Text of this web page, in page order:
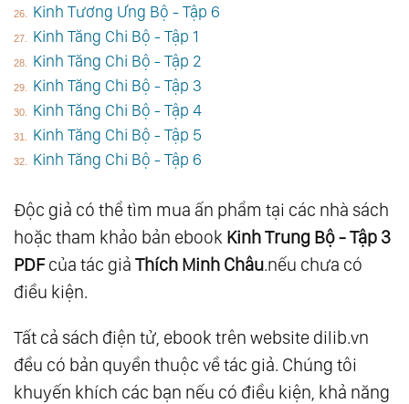
Kinh Tương Ưng Bộ - Tập 6
Kinh Tăng Chi Bộ - Tập 1
Kinh Tăng Chi Bộ - Tập 2
Kinh Tăng Chi Bộ - Tập 3
Kinh Tăng Chi Bộ - Tập 4
Kinh Tăng Chi Bộ - Tập 5
Kinh Tăng Chi Bộ - Tập 6
Độc giả có thể tìm mua ấn phẩm tại các nhà sách
hoặc tham khảo bản ebook Kinh Trung Bộ - Tập 3
PDFcủa tác giả Thích Minh Châu.nếu chưa có
điều kiện.
Tất cả sách điện tử, ebook trên website dilib.vn
đều có bản quyền thuộc về tác giả. Chúng tôi
khuyến khích các bạn nếu có điều kiện, khả năng